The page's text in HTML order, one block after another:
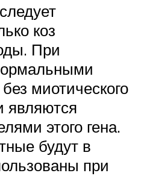
коз
При
миотического
являются
этого гена.
будут в
при